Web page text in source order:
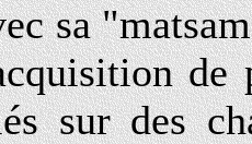
sa
de
sur des